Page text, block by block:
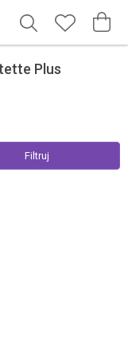
Plus
Filtruj